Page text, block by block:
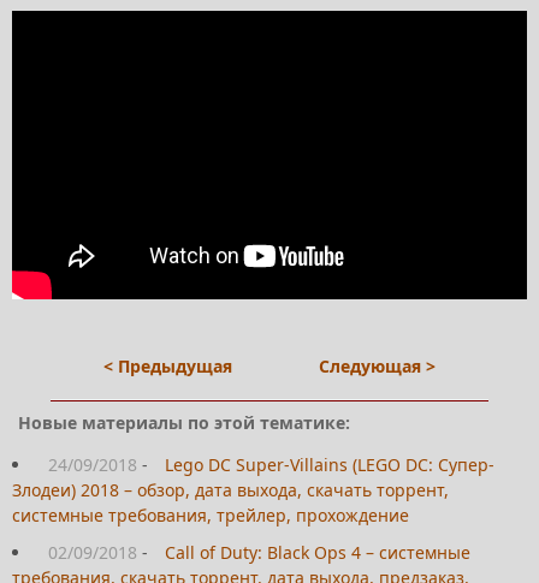
< Предыдущая Следующая >
Новые материалы по этой тематике:
24/09/2018 -
Lego DC Super-Villains (LEGO DC: Супер-
Злодеи) 2018 – обзор, дата выхода, скачать торрент,
системные требования, трейлер, прохождение
02/09/2018 -
Call of Duty: Black Ops 4 – системные
требования, скачать торрент, дата выхода, предзаказ,